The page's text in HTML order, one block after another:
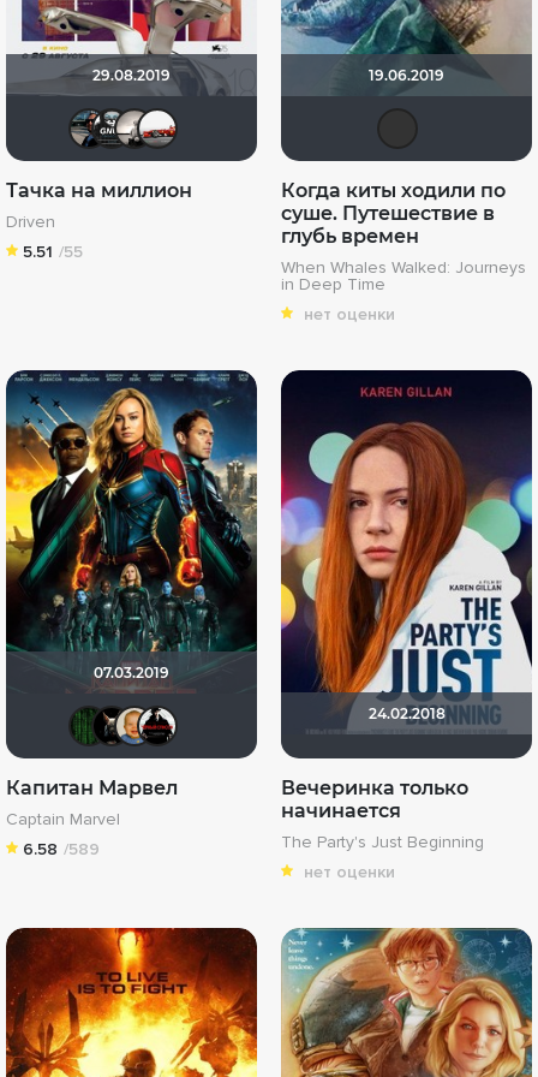
29.08.2019
Виктор Валентинович
Тачка на миллион
Driven
5.51 /55
19.06.2019
Когда киты ходили по
суше. Путешествие в
глубь времен
When Whales Walked: Journeys
in Deep Time
нет оценки
07.03.2019
VLAD1995
Капитан Марвел
Captain Marvel
6.58 /589
24.02.2018
Вечеринка только
начинается
The Party's Just Beginning
нет оценки